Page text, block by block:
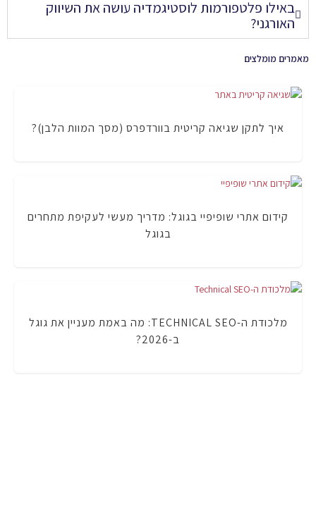
באילו פלטפורמות לוסטיגמדיה עושה את השיווק
האורגני?
מאמרים מומלצים
איך לתקן שגיאה קריטית בוורדפרס (מסך המוות הלבן)?
קידום אתרי שופיפיי בגוגל: מדריך מעשי לעקיפת מתחרים
בגוגל
מלכודת ה-TECHNICAL SEO: מה באמת מעניין את גוגל
ב-2026?